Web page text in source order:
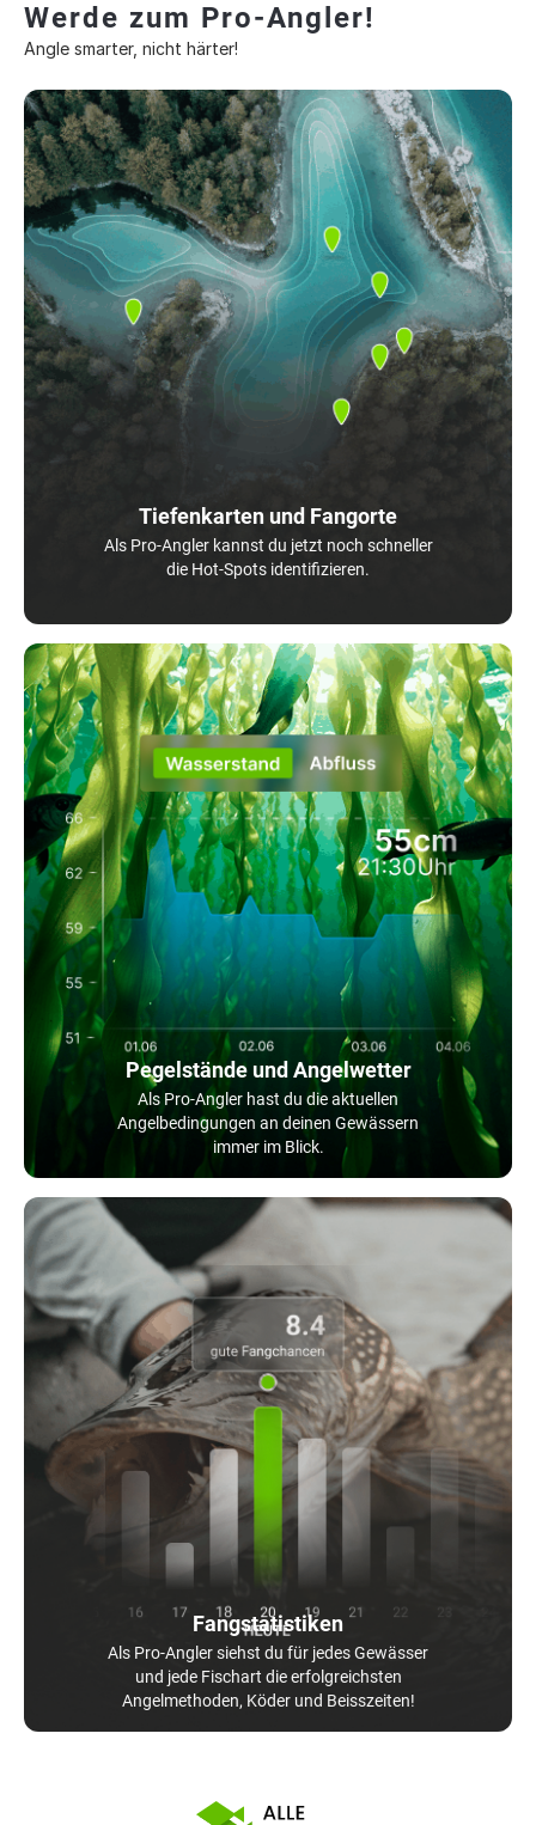
Werde zum Pro-Angler!
Angle smarter, nicht härter!
Tiefenkarten und Fangorte
Als Pro-Angler kannst du jetzt noch schneller
die Hot-Spots identifizieren.
Pegelstände und Angelwetter
Als Pro-Angler hast du die aktuellen
Angelbedingungen an deinen Gewässern
immer im Blick.
Fangstatistiken
Als Pro-Angler siehst du für jedes Gewässer
und jede Fischart die erfolgreichsten
Angelmethoden, Köder und Beisszeiten!